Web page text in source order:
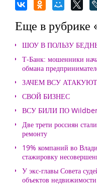
Еще в рубрике
ШОУ В ПОЛЬЗУ
Т-Банк: мошенники
обмана
ЗАЧЕМ ВСУ
СВОЙ БИЗНЕС
ВСУ БИЛИ ПО
Две трети россиян
ремонту
19% компаний во
стажировку
У экс-главы Совета
объектов недвижимости